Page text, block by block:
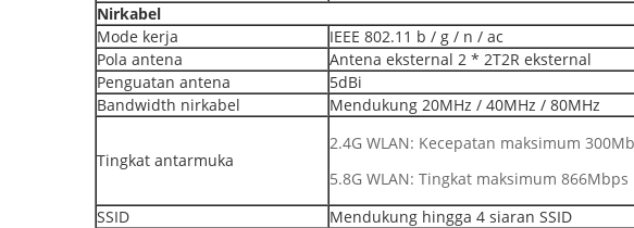
Nirkabel
Mode kerja
IEEE 802.11 b / g / n / ac
Pola antena
Antena eksternal 2 * 2T2R eksternal
Penguatan antena
5dBi
Bandwidth nirkabel
Mendukung 20MHz / 40MHz / 80MHz
Tingkat antarmuka
2.4G WLAN: Kecepatan maksimum
5.8G WLAN: Tingkat maksimum 866Mbps
SSID
Mendukung hingga 4 siaran SSID